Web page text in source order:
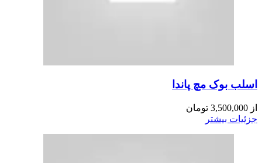
اسلب بوک مچ پاندا
از 3,500,000 تومان
جزئیات بیشتر